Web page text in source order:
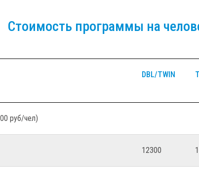
Стоимость программы на
DBL/TWIN
руб/чел)
12300